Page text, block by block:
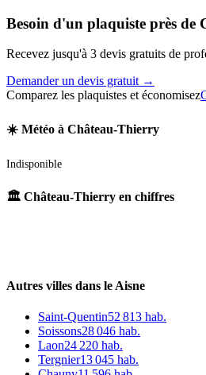
Besoin d'un plaquiste près de
Recevez jusqu'à 3 devis gratuits de
Demander un devis gratuit →
Comparez les plaquistes et économisez
☀️ Météo à Château-Thierry
Indisponible
🏛️ Château-Thierry en chiffres
Autres villes dans le Aisne
Saint-Quentin52 813 hab.
Soissons28 046 hab.
Laon24 220 hab.
Tergnier13 045 hab.